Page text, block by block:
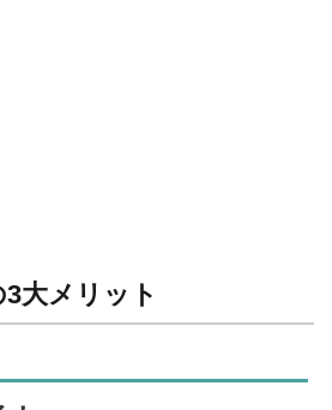
大メリット